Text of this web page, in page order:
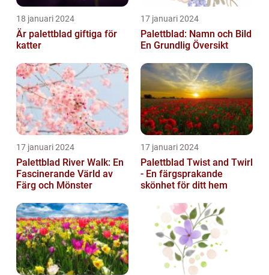
18 januari 2024
Är palettblad giftiga för
katter
17 januari 2024
Palettblad: Namn och Bild
En Grundlig Översikt
17 januari 2024
Palettblad River Walk: En
Fascinerande Värld av
Färg och Mönster
17 januari 2024
Palettblad Twist and Twirl
- En färgsprakande
skönhet för ditt hem